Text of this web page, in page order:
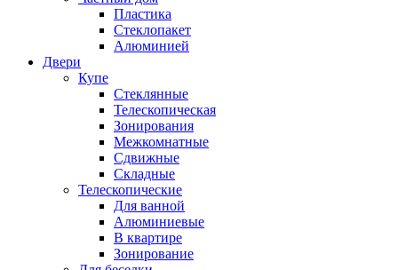
Пластика
Стеклопакет
Алюминией
Двери
Купе
Стеклянные
Телескопическая
Зонирования
Межкомнатные
Сдвижные
Складные
Телескопические
Для ванной
Алюминиевые
В квартире
Зонирование